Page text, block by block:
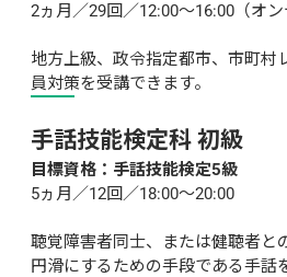
2ヵ月／29回／12:00～16:00（オン
地方上級、政令指定都市、市町村
員対策を受講できます。
手話技能検定科 初級
目標資格：手話技能検定5級
5ヵ月／12回／18:00～20:00
聴覚障害者同士、または健聴者と
円滑にするための手段である手話